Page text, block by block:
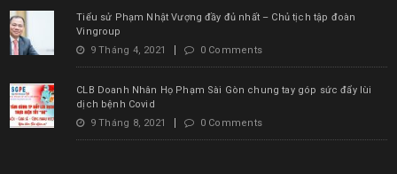
Tiểu sử Phạm Nhật Vượng đầy đủ nhất – Chủ tịch tập đoàn
Vingroup
9 Tháng 4, 2021
0 Comments
CLB Doanh Nhân Họ Phạm Sài Gòn chung tay góp sức đẩy lùi
dịch bệnh Covid
9 Tháng 8, 2021
0 Comments